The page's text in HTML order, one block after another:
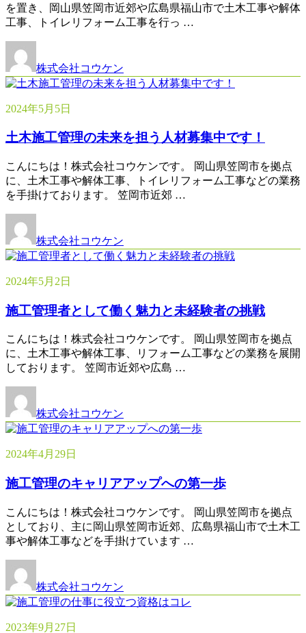
を置き、岡山県笠岡市近郊や広島県福山市で土木工事や解体
工事、トイレリフォーム工事を行っ …
株式会社コウケン
2024年5月5日
土木施工管理の未来を担う人材募集中です！
こんにちは！株式会社コウケンです。 岡山県笠岡市を拠点
に、土木工事や解体工事、トイレリフォーム工事などの業務
を手掛けております。 笠岡市近郊 …
株式会社コウケン
2024年5月2日
施工管理者として働く魅力と未経験者の挑戦
こんにちは！株式会社コウケンです。 岡山県笠岡市を拠点
に、土木工事や解体工事、リフォーム工事などの業務を展開
しております。 笠岡市近郊や広島 …
株式会社コウケン
2024年4月29日
施工管理のキャリアアップへの第一歩
こんにちは！株式会社コウケンです。 岡山県笠岡市を拠点
としており、主に岡山県笠岡市近郊、広島県福山市で土木工
事や解体工事などを手掛けています …
株式会社コウケン
2023年9月27日